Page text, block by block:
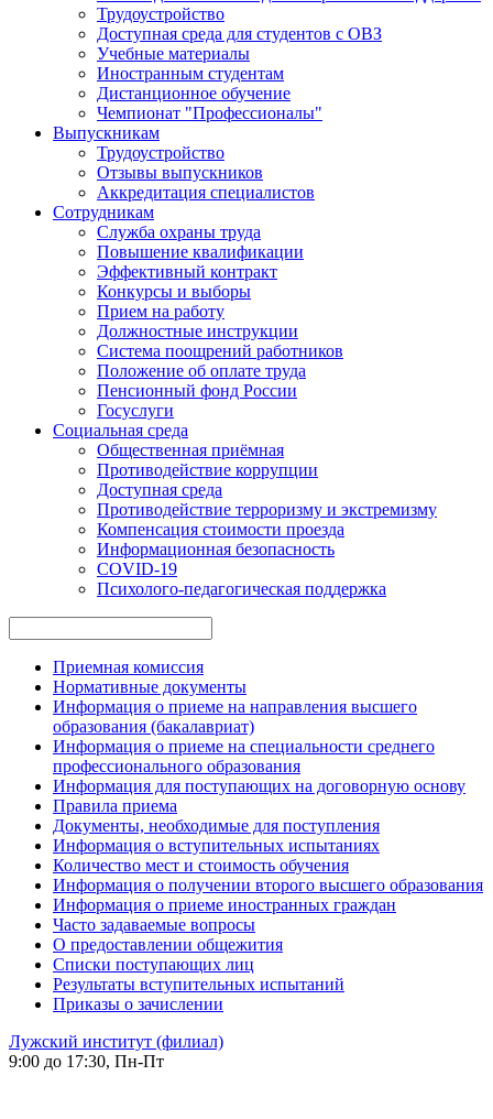
Трудоустройство
Доступная среда для студентов с ОВЗ
Учебные материалы
Иностранным студентам
Дистанционное обучение
Чемпионат "Профессионалы"
Выпускникам
Трудоустройство
Отзывы выпускников
Аккредитация специалистов
Сотрудникам
Служба охраны труда
Повышение квалификации
Эффективный контракт
Конкурсы и выборы
Прием на работу
Должностные инструкции
Система поощрений работников
Положение об оплате труда
Пенсионный фонд России
Госуслуги
Социальная среда
Общественная приёмная
Противодействие коррупции
Доступная среда
Противодействие терроризму и экстремизму
Компенсация стоимости проезда
Информационная безопасность
COVID-19
Психолого-педагогическая поддержка
Приемная комиссия
Нормативные документы
Информация о приеме на направления высшего
образования (бакалавриат)
Информация о приеме на специальности среднего
профессионального образования
Информация для поступающих на договорную основу
Правила приема
Документы, необходимые для поступления
Информация о вступительных испытаниях
Количество мест и стоимость обучения
Информация о получении второго высшего образования
Информация о приеме иностранных граждан
Часто задаваемые вопросы
О предоставлении общежития
Списки поступающих лиц
Результаты вступительных испытаний
Приказы о зачислении
Лужский институт (филиал)
9:00 до 17:30, Пн-Пт